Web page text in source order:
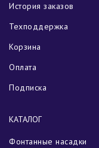
История заказов
Техподдержка
Корзина
Оплата
Подписка
КАТАЛОГ
Фонтанные насадки